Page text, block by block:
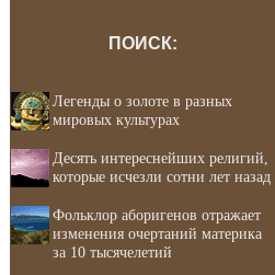
ПОИСК:
Легенды о золоте в разных
мировых культурах
Десять интереснейших религий,
которые исчезли сотни лет назад
Фольклор аборигенов отражает
изменения очертаний материка
за 10 тысячелетий